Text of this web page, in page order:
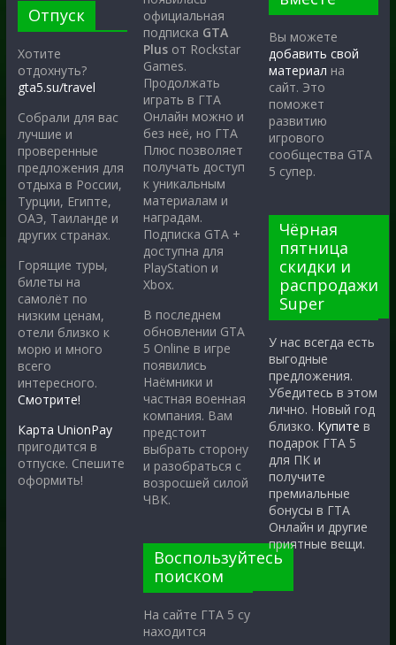
Отпуск
Хотите
отдохнуть?
gta5.su/travel
Собрали для вас
лучшие и
проверенные
предложения для
отдыха в России,
Турции, Египте,
ОАЭ, Таиланде и
других странах.
Горящие туры,
билеты на
самолёт по
низким ценам,
отели близко к
морю и много
всего
интересного.
Смотрите!
Карта UnionPay
пригодится в
отпуске. Спешите
оформить!
официальная
подписка GTA
Plus от Rockstar
Games.
Продолжать
играть в ГТА
Онлайн можно и
без неё, но ГТА
Плюс позволяет
получать доступ
к уникальным
материалам и
наградам.
Подписка GTA +
доступна для
PlayStation и
Xbox.
В последнем
обновлении GTA
5 Online в игре
появились
Наёмники и
частная военная
компания. Вам
предстоит
выбрать сторону
и разобраться с
возросшей силой
ЧВК.
Воспользуйтесь
поиском
На сайте ГТА 5 су
находится
Вы можете
добавить свой
материал на
сайт. Это
поможет
развитию
игрового
сообщества GTA
5 супер.
Чёрная
пятница
скидки и
распродажи
Super
У нас всегда есть
выгодные
предложения.
Убедитесь в этом
лично. Новый год
близко. Купите в
подарок ГТА 5
для ПК и
получите
премиальные
бонусы в ГТА
Онлайн и другие
приятные вещи.